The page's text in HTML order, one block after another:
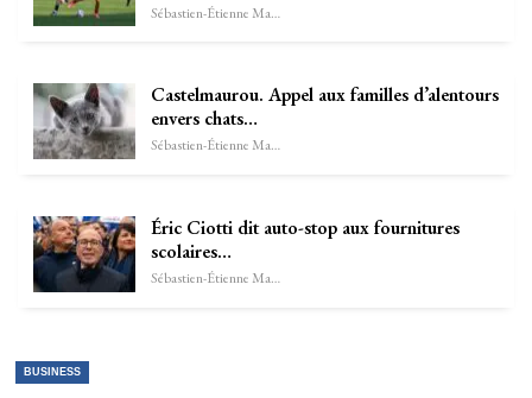
Sébastien-Étienne Marechal
Castelmaurou. Appel aux familles d’alentours
envers chats…
Sébastien-Étienne Marechal
Éric Ciotti dit auto-stop aux fournitures
scolaires…
Sébastien-Étienne Marechal
BUSINESS